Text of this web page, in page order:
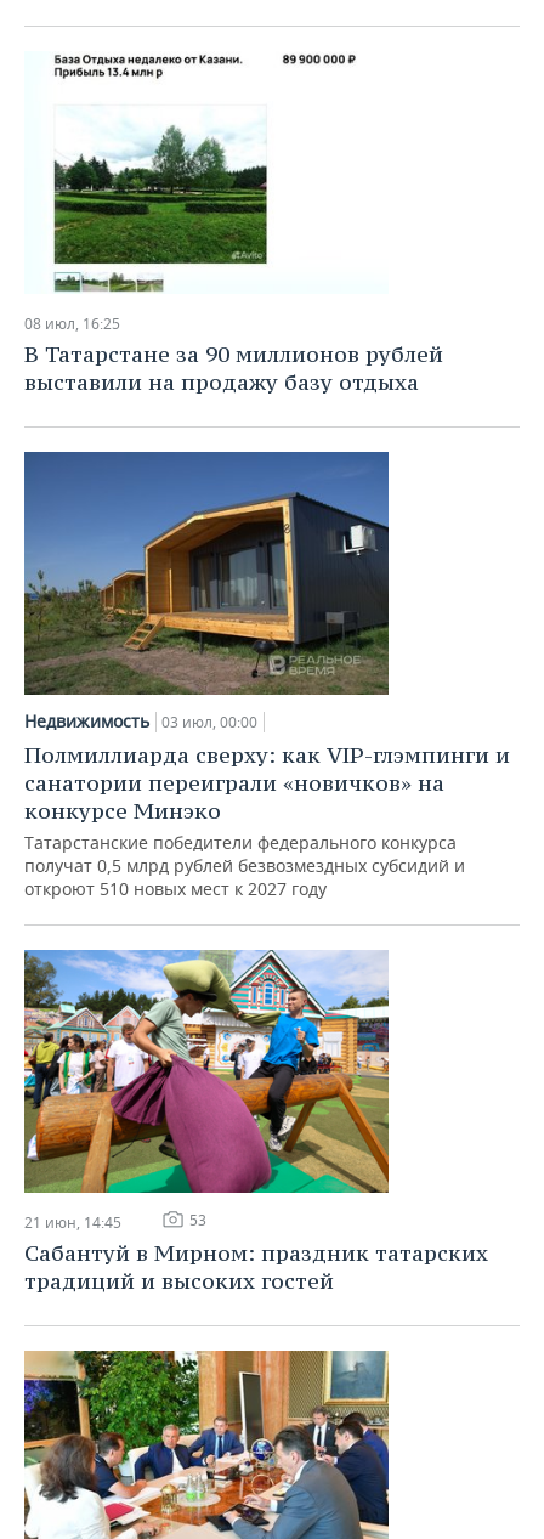
08 июл, 16:25
В Татарстане за 90 миллионов рублей
выставили на продажу базу отдыха
Недвижимость 03 июл, 00:00
Полмиллиарда сверху: как VIP-глэмпинги и
санатории переиграли «новичков» на
конкурсе Минэко
Татарстанские победители федерального конкурса
получат 0,5 млрд рублей безвозмездных субсидий и
откроют 510 новых мест к 2027 году
21 июн, 14:45 53
Сабантуй в Мирном: праздник татарских
традиций и высоких гостей